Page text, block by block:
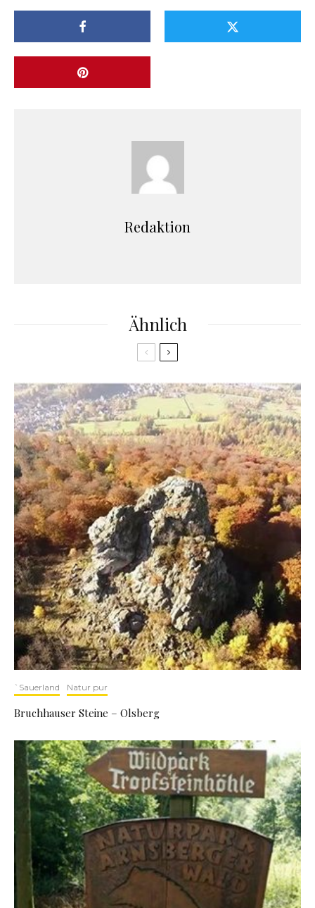
Redaktion
Ähnlich
`Sauerland Natur pur
Bruchhauser Steine – Olsberg